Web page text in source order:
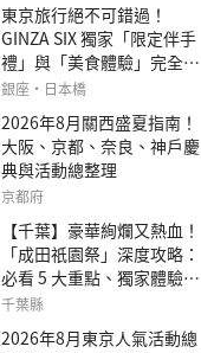
東京旅行絕不可錯過！
GINZA SIX 獨家「限定伴手
禮」與「美食體驗」完全指
南
銀座・日本橋
2026年8月關西盛夏指南！
大阪、京都、奈良、神戶慶
典與活動總整理
京都府
【千葉】豪華絢爛又熱血！
「成田祇園祭」深度攻略：
必看 5 大重點、獨家體驗指
南
千葉縣
2026年8月東京人氣活動總